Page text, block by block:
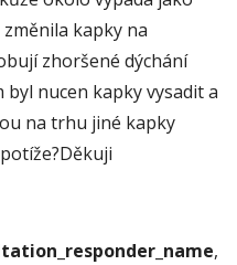
kapky na
zhoršené dýchání
nucen kapky vysadit a
na trhu jiné kapky
,